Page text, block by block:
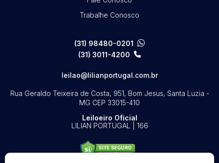
Trabalhe Conosco
(31) 98480-0201
(31) 3011-4200
leilao@lilianportugal.com.br
Rua Geraldo Teixeira de Costa, 951, Bom Jesus, Santa Luzia -
MG CEP 33015-410
Leiloeiro Oficial
LILIAN PORTUGAL | 166